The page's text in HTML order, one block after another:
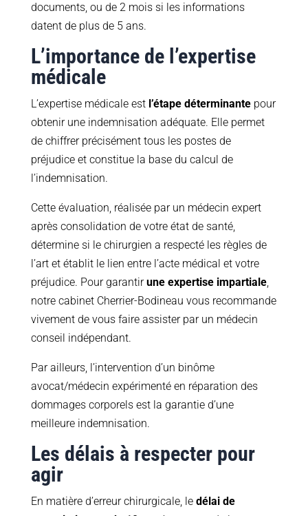
documents, ou de 2 mois si les informations
datent de plus de 5 ans.
L’importance de l’expertise
médicale
L’expertise médicale est l’étape déterminantepour
obtenir une indemnisation adéquate. Elle permet
de chiffrer précisément tous les postes de
préjudice et constitue la base du calcul de
l’indemnisation.
Cette évaluation, réalisée par un médecin expert
après consolidation de votre état de santé,
détermine si le chirurgien a respecté les règles de
l’art et établit le lien entre l’acte médical et votre
préjudice. Pour garantirune expertise impartiale,
notre cabinet Cherrier-Bodineau vous recommande
vivement de vous faire assister par un médecin
conseil indépendant.
Par ailleurs, l’intervention d’un binôme
avocat/médecin expérimenté en réparation des
dommages corporels est la garantie d’une
meilleure indemnisation.
Les délais à respecter pour
agir
En matière d’erreur chirurgicale, le délai de